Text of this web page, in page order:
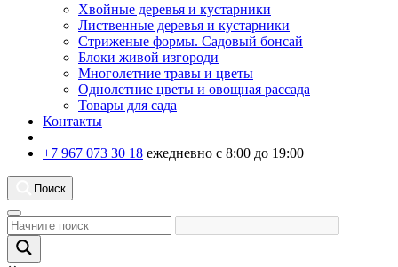
Хвойные деревья и кустарники
Лиственные деревья и кустарники
Стриженые формы. Садовый бонсай
Блоки живой изгороди
Многолетние травы и цветы
Однолетние цветы и овощная рассада
Товары для сада
Контакты
+7 967 073 30 18 ежедневно с 8:00 до 19:00
Поиск